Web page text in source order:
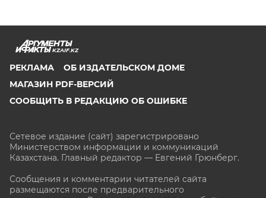
KZAIF.KZ
РЕКЛАМА
ОБ ИЗДАТЕЛЬСКОМ ДОМЕ
МАГАЗИН PDF-ВЕРСИЙ
СООБЩИТЬ В РЕДАКЦИЮ ОБ ОШИБКЕ
Сетевое издание (сайт) зарегистрировано
Министерством информации и коммуникаций
Казахстана. Главный редактор — Евгений Грюнберг.
Сообщения и комментарии читателей сайта
размещаются после предварительного